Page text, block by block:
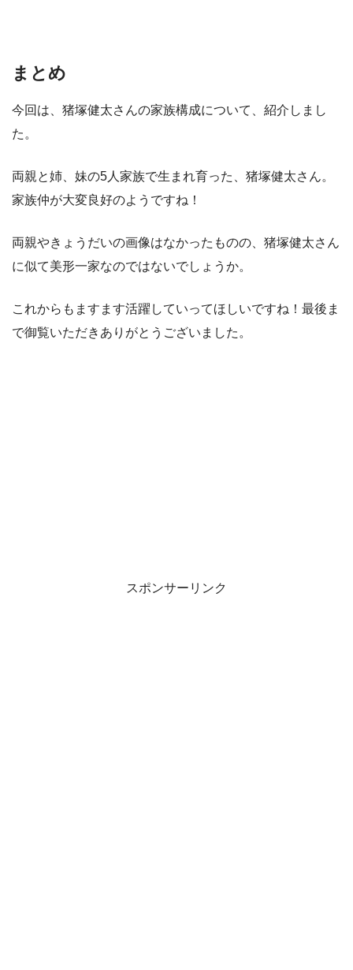
まとめ
今回は、猪塚健太さんの家族構成について、紹介しまし
た。
両親と姉、妹の5人家族で生まれ育った、猪塚健太さん。
家族仲が大変良好のようですね！
両親やきょうだいの画像はなかったものの、猪塚健太さん
に似て美形一家なのではないでしょうか。
これからもますます活躍していってほしいですね！最後ま
で御覧いただきありがとうございました。
スポンサーリンク